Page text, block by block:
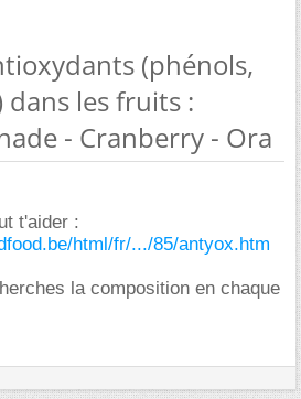
(phénols,
les fruits :
- Cranberry - Ora
t'aider :
html/fr/.../85/antyox.htm
la composition en chaque